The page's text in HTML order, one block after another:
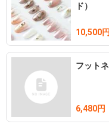
ド）
10,500円
フット
6,480円